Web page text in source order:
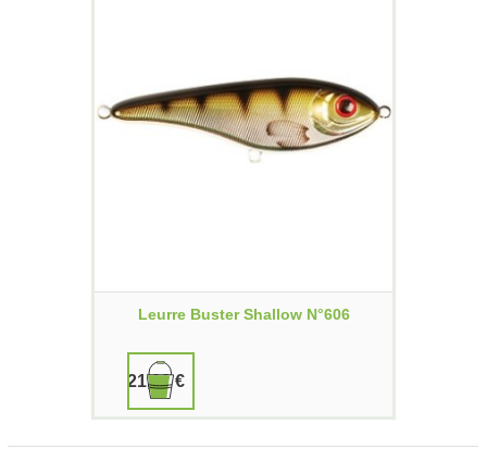
Leurre Buster Shallow N°606
21,00 €